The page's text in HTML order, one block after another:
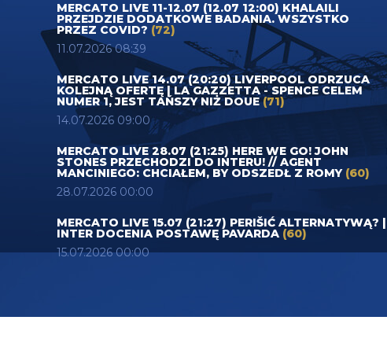
MERCATO LIVE 11-12.07 (12.07 12:00) KHALAILI
PRZEJDZIE DODATKOWE BADANIA. WSZYSTKO
PRZEZ COVID? (72)
11.07.2026 08:39
MERCATO LIVE 14.07 (20:20) LIVERPOOL ODRZUCA
KOLEJNĄ OFERTĘ | LA GAZZETTA - SPENCE CELEM
NUMER 1, JEST TAŃSZY NIŻ DOUE(71)
14.07.2026 09:00
MERCATO LIVE 28.07 (21:25) HERE WE GO! JOHN
STONES PRZECHODZI DO INTERU! // AGENT
MANCINIEGO: CHCIAŁEM, BY ODSZEDŁ Z ROMY (60)
28.07.2026 00:00
MERCATO LIVE 15.07 (21:27) PERIŠIĆ ALTERNATYWĄ? |
INTER DOCENIA POSTAWĘ PAVARDA (60)
15.07.2026 00:00